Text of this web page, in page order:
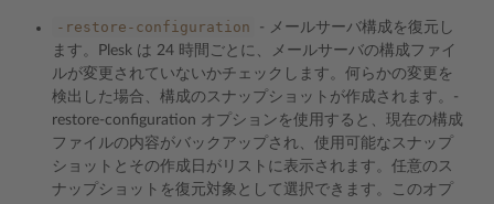
-restore-configuration
- メールサーバ構成を復元し
ます。Plesk は 24 時間ごとに、メールサーバの構成ファイ
ルが変更されていないかチェックします。何らかの変更を
検出した場合、構成のスナップショットが作成されます。-
restore-configuration オプションを使用すると、現在の構成
ファイルの内容がバックアップされ、使用可能なスナップ
ショットとその作成日がリストに表示されます。任意のス
ナップショットを復元対象として選択できます。このオプ